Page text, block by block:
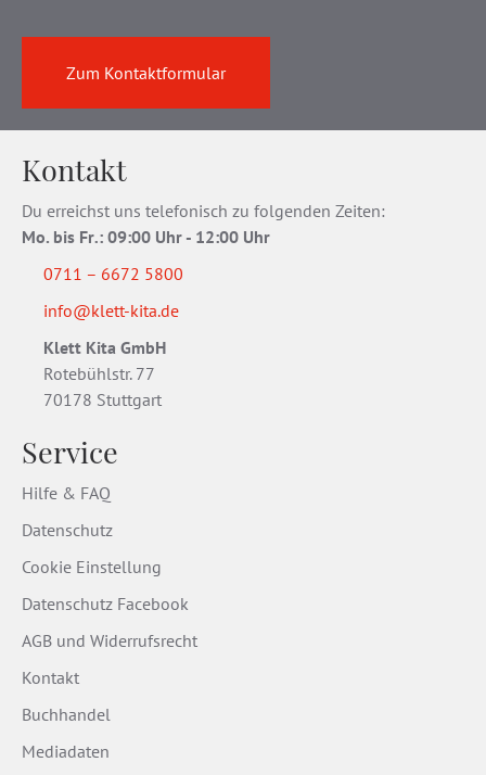
Zum Kontaktformular
Kontakt
Du erreichst uns telefonisch zu folgenden Zeiten:
Mo. bis Fr.: 09:00 Uhr - 12:00 Uhr
0711 – 6672 5800
info@klett-kita.de
Klett Kita GmbH
Rotebühlstr. 77
70178 Stuttgart
Service
Hilfe & FAQ
Datenschutz
Cookie Einstellung
Datenschutz Facebook
AGB und Widerrufsrecht
Kontakt
Buchhandel
Mediadaten